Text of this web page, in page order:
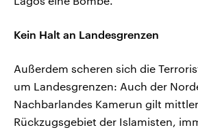
Kein Halt an Landesgrenzen
Außerdem scheren sich die
um Landesgrenzen: Auch der
Nachbarlandes Kamerun gilt
Rückzugsgebiet der Islamisten,